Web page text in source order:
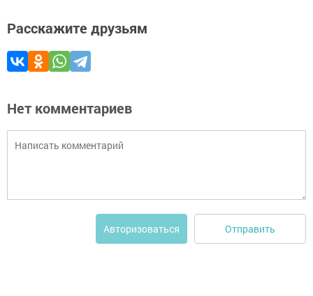
Расскажите друзьям
Нет комментариев
Авторизоваться Отправить